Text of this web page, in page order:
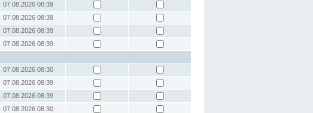
07.08.2026 08:39
07.08.2026 08:39
07.08.2026 08:39
07.08.2026 08:39
07.08.2026 08:30
07.08.2026 08:39
07.08.2026 08:39
07.08.2026 08:30